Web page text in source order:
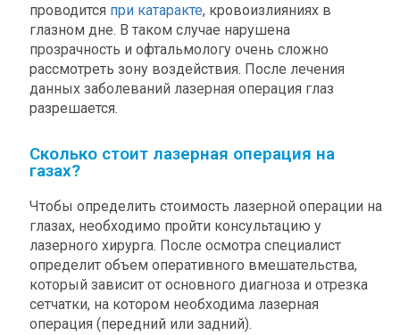
проводится при катаракте, кровоизлияниях в
глазном дне. В таком случае нарушена
прозрачность и офтальмологу очень сложно
рассмотреть зону воздействия. После лечения
данных заболеваний лазерная операция глаз
разрешается.
Сколько стоит лазерная операция на
газах?
Чтобы определить стоимость лазерной операции на
глазах, необходимо пройти консультацию у
лазерного хирурга. После осмотра специалист
определит объем оперативного вмешательства,
который зависит от основного диагноза и отрезка
сетчатки, на котором необходима лазерная
операция (передний или задний).